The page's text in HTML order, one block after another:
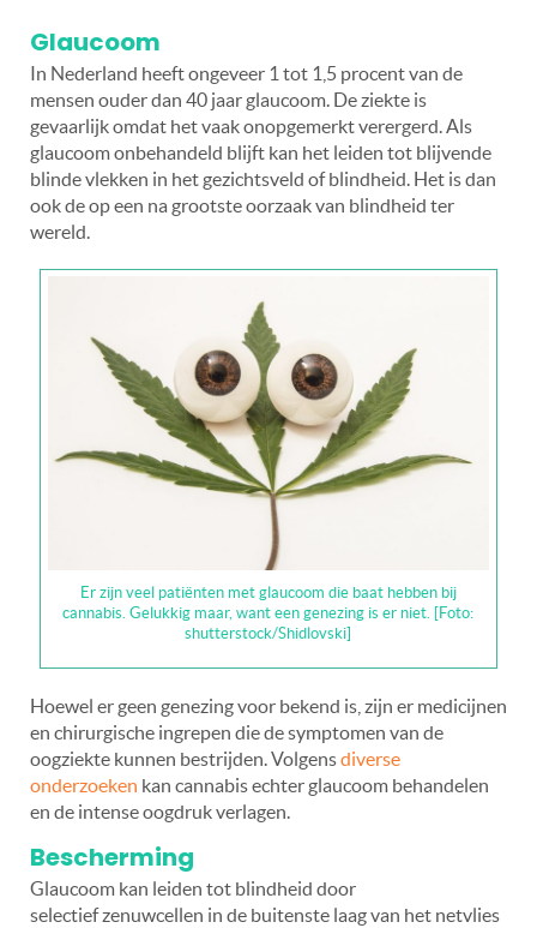
Glaucoom
In Nederland heeft ongeveer 1 tot 1,5 procent van de
mensen ouder dan 40 jaar glaucoom. De ziekte is
gevaarlijk omdat het vaak onopgemerkt verergerd. Als
glaucoom onbehandeld blijft kan het leiden tot blijvende
blinde vlekken in het gezichtsveld of blindheid. Het is dan
ook de op een na grootste oorzaak van blindheid ter
wereld.
Er zijn veel patiënten met glaucoom die baat hebben bij
cannabis. Gelukkig maar, want een genezing is er niet. [Foto:
shutterstock/Shidlovski]
Hoewel er geen genezing voor bekend is, zijn er medicijnen
en chirurgische ingrepen die de symptomen van de
oogziekte kunnen bestrijden. Volgensdiverse
onderzoeken kan cannabis echter glaucoom behandelen
en de intense oogdruk verlagen.
Bescherming
Glaucoom kan leiden tot blindheid door
selectief zenuwcellen in de buitenste laag van het netvlies